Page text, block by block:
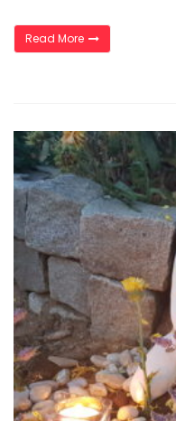
Read More„Ženská cesta